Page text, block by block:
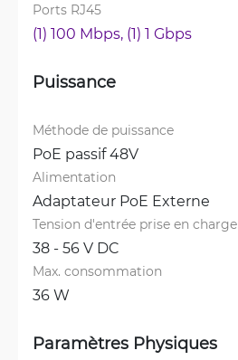
Ports RJ45
(1) 100 Mbps, (1) 1 Gbps
Puissance
Méthode de puissance
PoE passif 48V
Alimentation
Adaptateur PoE Externe
Tension d'entrée prise en charge
38 - 56 V DC
Max. consommation
36 W
Paramètres Physiques